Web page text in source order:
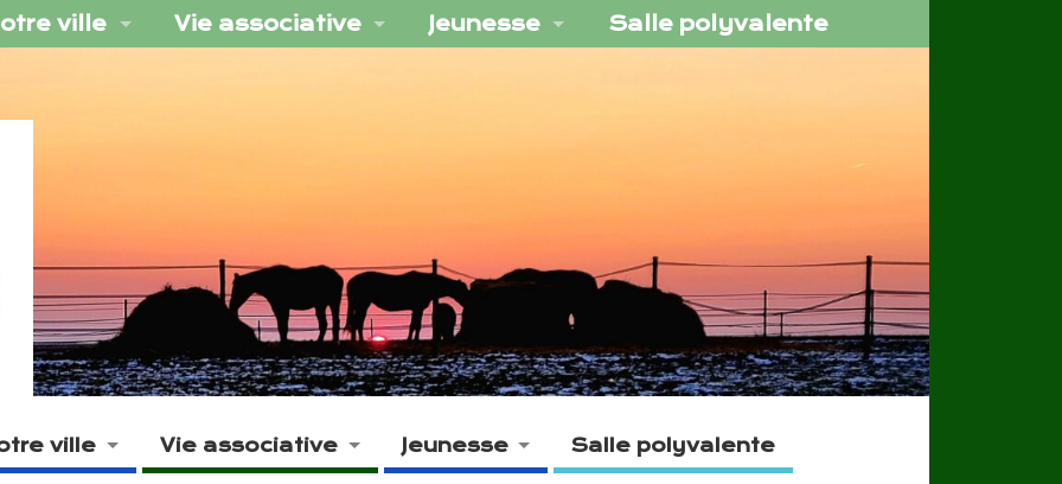
ville Vie associative Jeunesse Salle polyvalente
ville Vie associative Jeunesse Salle polyvalente